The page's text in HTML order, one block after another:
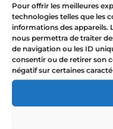
Pour offrir les meilleures
technologies telles que les
informations des appareils.
nous permettra de traiter
de navigation ou les ID
consentir ou de retirer son
négatif sur certaines
J’ai pour ma part
cristaux : quartz
labradorite… leurs
énergie unique.
nombreux bijoux
ou pierres semi-
quartz rose, colliers
opalite, adopte la